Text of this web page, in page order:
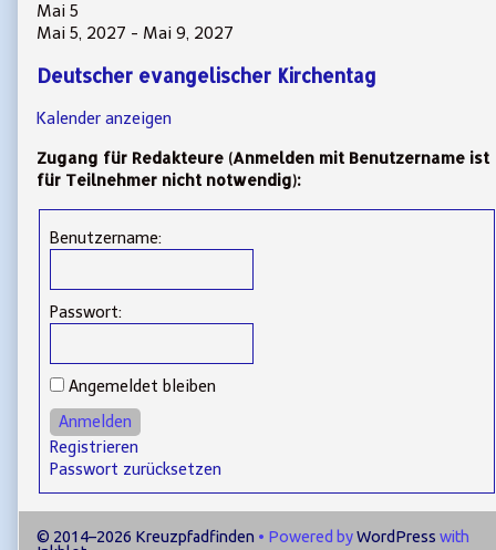
Mai 5
Mai 5, 2027 - Mai 9, 2027
Deutscher evangelischer Kirchentag
Kalender anzeigen
Zugang für Redakteure (Anmelden mit Benutzername ist
für Teilnehmer nicht notwendig):
Benutzername:
Passwort:
Angemeldet bleiben
Anmelden
Registrieren
Passwort zurücksetzen
© 2014–2026 Kreuzpfadfinden • Powered byWordPress with